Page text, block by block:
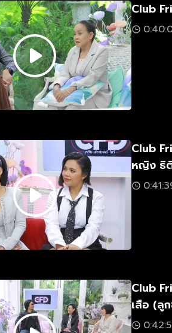
Club
Club
หญิง ธิ
Club
เสือ (ลู